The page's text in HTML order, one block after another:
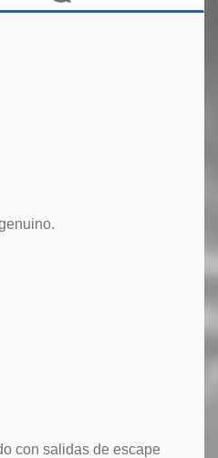
con salidas de escape